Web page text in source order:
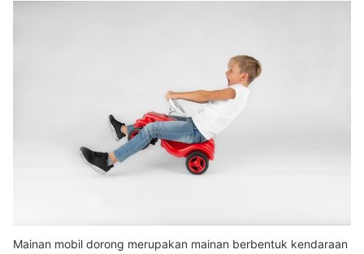
Mainan mobil dorong merupakan mainan berbentuk kendaraan